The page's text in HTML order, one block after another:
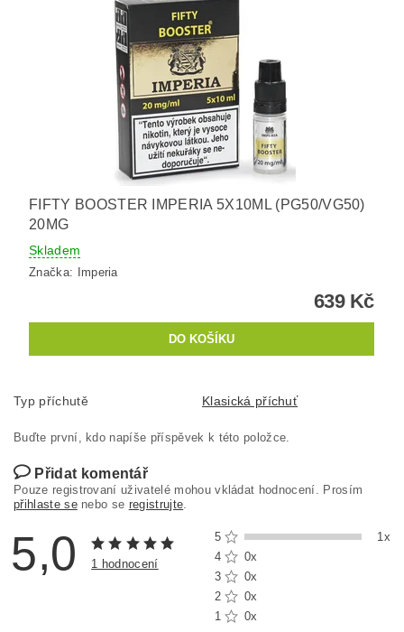
FIFTY BOOSTER IMPERIA 5X10ML (PG50/VG50)
20MG
Skladem
Značka: Imperia
639 Kč
Typ příchutě Klasická příchuť
Buďte první, kdo napíše příspěvek k této položce.
Přidat komentář
Pouze registrovaní uživatelé mohou vkládat hodnocení. Prosím
přihlaste senebo se registrujte
5,0 1 hodnocení
5
1x
4
0x
3
0x
2
0x
1
0x